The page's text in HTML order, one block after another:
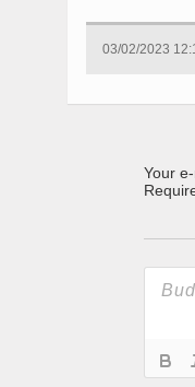
03/02/2023
Your